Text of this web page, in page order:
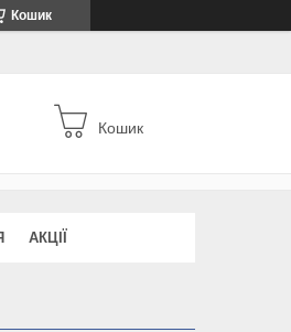
Кошик
Кошик
АКЦІЇ